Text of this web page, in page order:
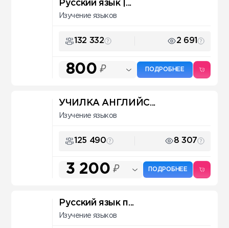
Русский язык |...
Изучение языков
132 332 2 691
800 ₽ ПОДРОБНЕЕ
УЧИЛКА АНГЛИЙС...
Изучение языков
125 490 8 307
3 200 ₽ ПОДРОБНЕЕ
Русский язык п...
Изучение языков